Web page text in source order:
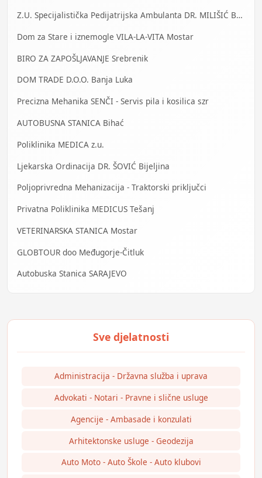
Z.U. Specijalistička Pedijatrijska Ambulanta DR. MILIŠIĆ Banja Luka
Dom za Stare i iznemogle VILA-LA-VITA Mostar
BIRO ZA ZAPOŠLJAVANJE Srebrenik
DOM TRADE D.O.O. Banja Luka
Precizna Mehanika SENČI - Servis pila i kosilica szr
AUTOBUSNA STANICA Bihać
Poliklinika MEDICA z.u.
Ljekarska Ordinacija DR. ŠOVIĆ Bijeljina
Poljoprivredna Mehanizacija - Traktorski priključci
Privatna Poliklinika MEDICUS Tešanj
VETERINARSKA STANICA Mostar
GLOBTOUR doo Međugorje-Čitluk
Autobuska Stanica SARAJEVO
Administracija - Državna služba i uprava
Advokati - Notari - Pravne i slične usluge
Agencije - Ambasade i konzulati
Arhitektonske usluge - Geodezija
Auto Moto - Auto Škole - Auto klubovi